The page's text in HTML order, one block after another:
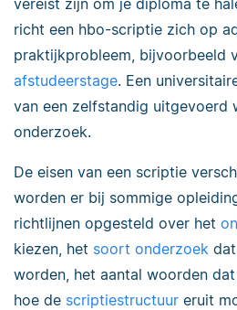
richt een hbo-scriptie zich op
praktijkprobleem, bijvoorbeeld
afstudeerstage. Een
van een zelfstandig uitgevoerd
onderzoek.
De eisen van een scriptie
worden er bij sommige
richtlijnen opgesteld over het
kiezen, het soort onderzoek
worden, het aantal woorden
hoe de scriptiestructuur eruit